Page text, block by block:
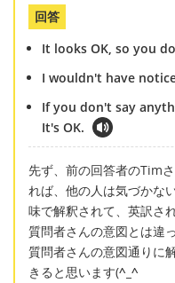
回答
It looks OK, so you
I wouldn't have
If you don't say
It's OK.
先ず、前の回答者のTim
れば、他の人は気づかな
味で解釈されて、英訳さ
質問者さんの意図とは違
質問者さんの意図通りに
きると思います(^_^